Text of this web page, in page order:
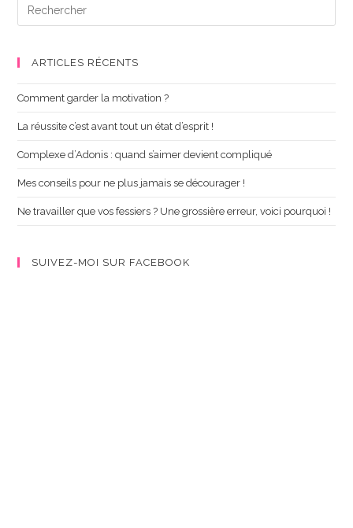
ARTICLES RÉCENTS
Comment garder la motivation ?
La réussite c’est avant tout un état d’esprit !
Complexe d’Adonis : quand s’aimer devient compliqué
Mes conseils pour ne plus jamais se décourager !
Ne travailler que vos fessiers ? Une grossière erreur, voici pourquoi !
SUIVEZ-MOI SUR FACEBOOK